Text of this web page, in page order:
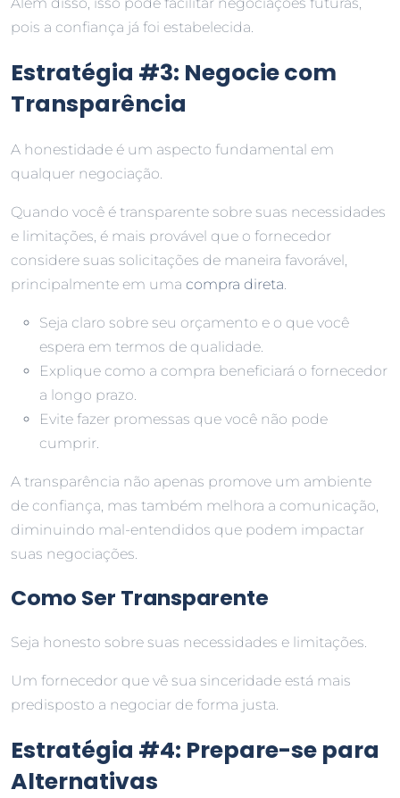
pois a confiança já foi estabelecida.
Estratégia #3: Negocie com
Transparência
A honestidade é um aspecto fundamental em
qualquer negociação.
Quando você é transparente sobre suas necessidades
e limitações, é mais provável que o fornecedor
considere suas solicitações de maneira favorável,
principalmente em uma compra direta.
Seja claro sobre seu orçamento e o que você
espera em termos de qualidade.
Explique como a compra beneficiará o fornecedor
a longo prazo.
Evite fazer promessas que você não pode
cumprir.
A transparência não apenas promove um ambiente
de confiança, mas também melhora a comunicação,
diminuindo mal-entendidos que podem impactar
suas negociações.
Como Ser Transparente
Seja honesto sobre suas necessidades e limitações.
Um fornecedor que vê sua sinceridade está mais
predisposto a negociar de forma justa.
Estratégia #4: Prepare-se para
Alternativas